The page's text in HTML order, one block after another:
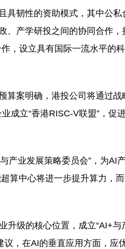
具韧性的资助模式，其中公
、产学研投之间的协同合作
，设立具有国际一流水平的
算案明确，港投公司将通过
成立“香港RISC-V联盟”，促
产业发展策略委员会”，为AI
算中心将进一步提升算力，
级的核心位置，成立“AI+与
，在AI的垂直应用方面，应